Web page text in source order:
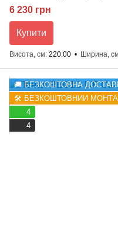
6 230 грн
Купити
Висота, см 220.00 Ширина,
🚚 БЕЗКОШТОВНА
🛠️ БЕЗКОШТОВНИЙ
4
4